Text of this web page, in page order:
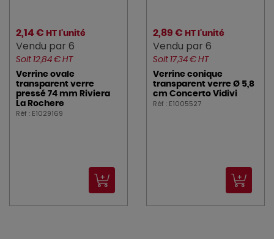
2,14 € HT l'unité
Vendu par 6
Soit 12,84 € HT
Verrine ovale
transparent verre
pressé 74 mm Riviera
La Rochere
Réf : E1029169
2,89 € HT l'unité
Vendu par 6
Soit 17,34 € HT
Verrine conique
transparent verre Ø 5,8
cm Concerto Vidivi
Réf : E1005527